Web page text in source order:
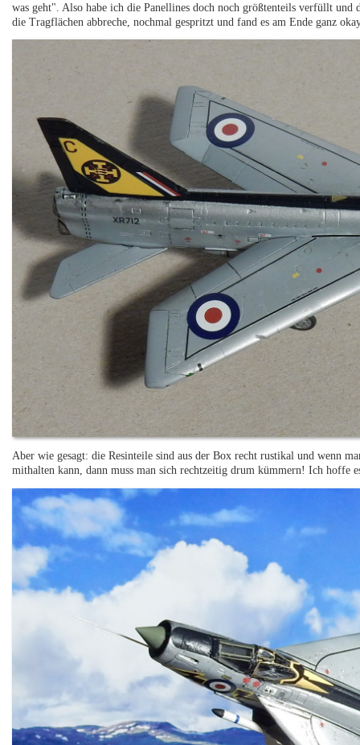
was geht". Also habe ich die Panellines doch noch größtenteils verfüllt
die Tragflächen abbreche, nochmal gespritzt und fand es am Ende ganz
Aber wie gesagt: die Resinteile sind aus der Box recht rustikal und wenn
mithalten kann, dann muss man sich rechtzeitig drum kümmern! Ich hoffe